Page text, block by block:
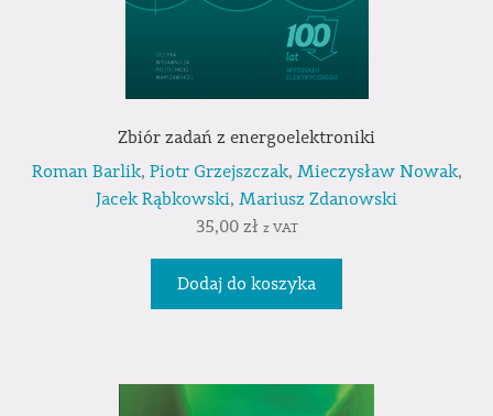
Zbiór zadań z energoelektroniki
Roman Barlik, Piotr Grzejszczak, Mieczysław Nowak,
Jacek Rąbkowski, Mariusz Zdanowski
35,00 zł z VAT
Dodaj do koszyka